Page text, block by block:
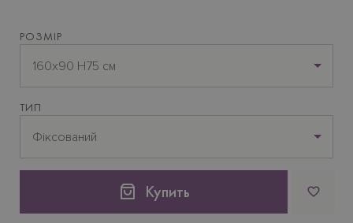
РОЗМІР
160x90 H75 см
ТИП
Фіксований
Купить